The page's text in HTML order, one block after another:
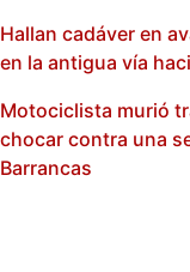
Hallan cadáver en
en la antigua vía
Motociclista murió
chocar contra una
Barrancas